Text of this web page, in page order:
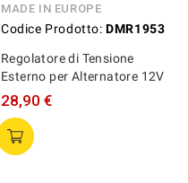
MADE IN EUROPE
Codice Prodotto: DMR1953
Regolatore di Tensione
Esterno per Alternatore 12V
28,90 €